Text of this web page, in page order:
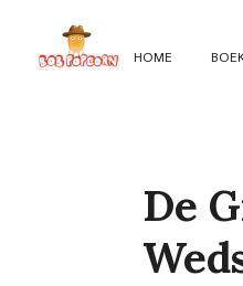
direct
HOME
De